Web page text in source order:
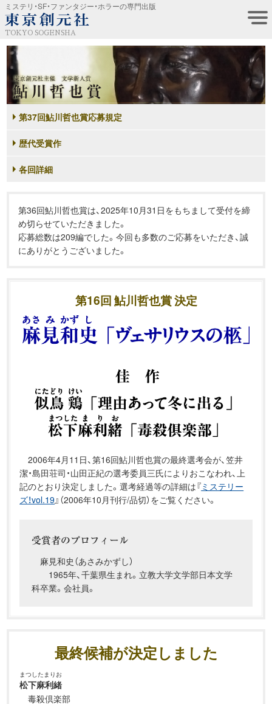
ミステリ・SF・ファンタジー・ホラーの専門出版
TOKYO SOGENSHA
第37回鮎川哲也賞応募規定
歴代受賞作
各回詳細
第36回鮎川哲也賞は、2025年10月31日をもちまして受付を締
め切らせていただきました。
応募総数は209編でした。今回も多数のご応募をいただき、誠
にありがとうございました。
第16回 鮎川哲也賞 決定
2006年4月11日、第16回鮎川哲也賞の最終選考会が、笠井
潔・島田荘司・山田正紀の選考委員三氏によりおこなわれ、上
記のとおり決定しました。選考経過等の詳細は『ミステリー
ズ！vol.19』（2006年10月刊行/品切）をご覧ください。
麻見和史（あさみかずし）
1965年、千葉県生まれ。立教大学文学部日本文学
科卒業。会社員。
最終候補が決定しました
松下麻利緒
まつしたまりお
毒殺倶楽部